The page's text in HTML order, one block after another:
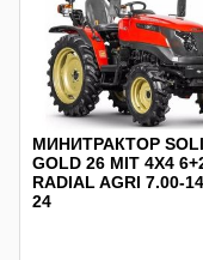
МИНИТРАКТОР
GOLD 26 MIT 4X4
RADIAL AGRI 7.00-
24